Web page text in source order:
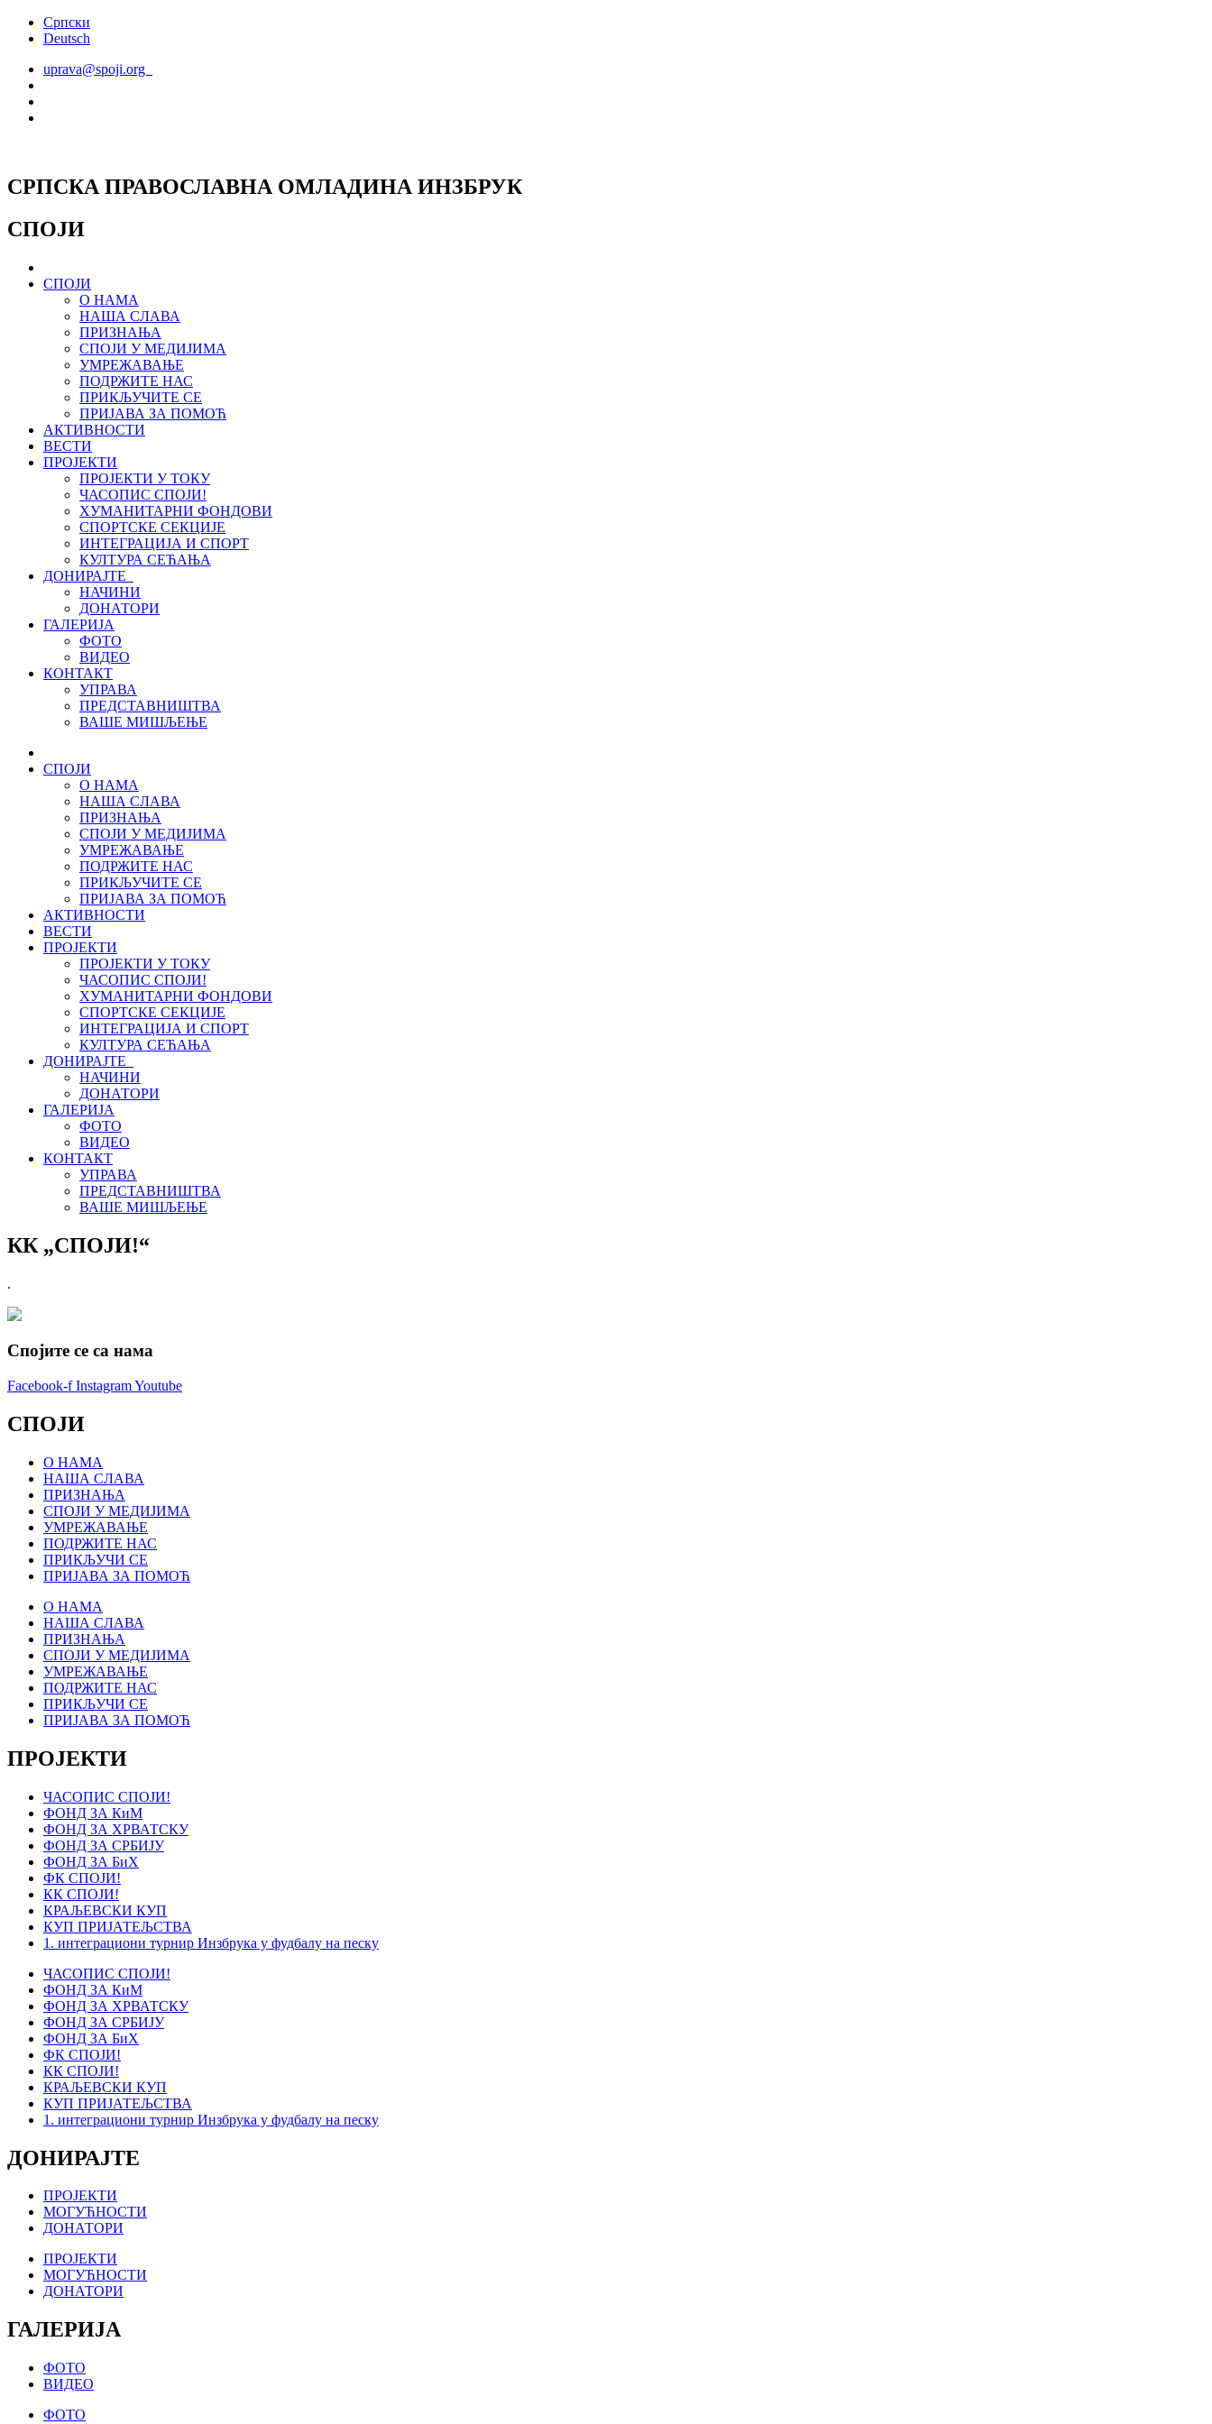
СкочитеСрпски
Deutsch
uprava@spoji.org
СРПСКА ПРАВОСЛАВНА ОМЛАДИНА ИНЗБРУК
СПОЈИ
СПОЈИ
О НАМА
НАША СЛАВА
ПРИЗНАЊА
СПОЈИ У МЕДИЈИМА
УМРЕЖАВАЊЕ
ПОДРЖИТЕ НАС
ПРИКЉУЧИТЕ СЕ
ПРИЈАВА ЗА ПОМОЋ
АКТИВНОСТИ
ВЕСТИ
ПРОЈЕКТИ
ПРОЈЕКТИ У ТОКУ
ЧАСОПИС СПОЈИ!
ХУМАНИТАРНИ ФОНДОВИ
СПОРТСКЕ СЕКЦИЈЕ
ИНТЕГРАЦИЈА И СПОРТ
КУЛТУРА СЕЋАЊА
ДОНИРАЈТЕ
НАЧИНИ
ДОНАТОРИ
ГАЛЕРИЈА
ФОТО
ВИДЕО
КОНТАКТ
УПРАВА
ПРЕДСТАВНИШТВА
ВАШЕ МИШЉЕЊЕ
СПОЈИ
О НАМА
НАША СЛАВА
ПРИЗНАЊА
СПОЈИ У МЕДИЈИМА
УМРЕЖАВАЊЕ
ПОДРЖИТЕ НАС
ПРИКЉУЧИТЕ СЕ
ПРИЈАВА ЗА ПОМОЋ
АКТИВНОСТИ
ВЕСТИ
ПРОЈЕКТИ
ПРОЈЕКТИ У ТОКУ
ЧАСОПИС СПОЈИ!
ХУМАНИТАРНИ ФОНДОВИ
СПОРТСКЕ СЕКЦИЈЕ
ИНТЕГРАЦИЈА И СПОРТ
КУЛТУРА СЕЋАЊА
ДОНИРАЈТЕ
НАЧИНИ
ДОНАТОРИ
ГАЛЕРИЈА
ФОТО
ВИДЕО
КОНТАКТ
УПРАВА
ПРЕДСТАВНИШТВА
ВАШЕ МИШЉЕЊЕ
КК „СПОЈИ!“
.
Спојите се са нама
Facebook-f InstagramYoutube
СПОЈИ
О НАМА
НАША СЛАВА
ПРИЗНАЊА
СПОЈИ У МЕДИЈИМА
УМРЕЖАВАЊЕ
ПОДРЖИТЕ НАС
ПРИКЉУЧИ СЕ
ПРИЈАВА ЗА ПОМОЋ
О НАМА
НАША СЛАВА
ПРИЗНАЊА
СПОЈИ У МЕДИЈИМА
УМРЕЖАВАЊЕ
ПОДРЖИТЕ НАС
ПРИКЉУЧИ СЕ
ПРИЈАВА ЗА ПОМОЋ
ПРОЈЕКТИ
ЧАСОПИС СПОЈИ!
ФОНД ЗА КиМ
ФОНД ЗА ХРВАТСКУ
ФОНД ЗА СРБИЈУ
ФОНД ЗА БиХ
ФК СПОЈИ!
КК СПОЈИ!
КРАЉЕВСКИ КУП
КУП ПРИЈАТЕЉСТВА
1. интеграциони турнир Инзбрука у фудбалу на песку
ЧАСОПИС СПОЈИ!
ФОНД ЗА КиМ
ФОНД ЗА ХРВАТСКУ
ФОНД ЗА СРБИЈУ
ФОНД ЗА БиХ
ФК СПОЈИ!
КК СПОЈИ!
КРАЉЕВСКИ КУП
КУП ПРИЈАТЕЉСТВА
1. интеграциони турнир Инзбрука у фудбалу на песку
ДОНИРАЈТЕ
ПРОЈЕКТИ
МОГУЋНОСТИ
ДОНАТОРИ
ПРОЈЕКТИ
МОГУЋНОСТИ
ДОНАТОРИ
ГАЛЕРИЈА
ФОТО
ВИДЕО
ФОТО